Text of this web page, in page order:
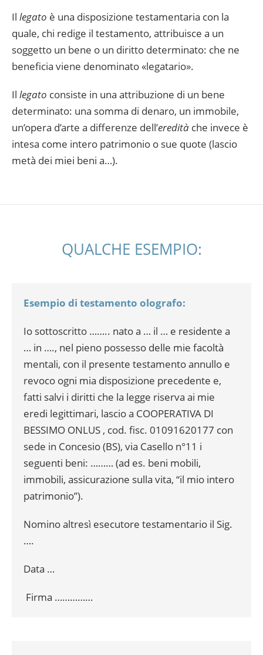
Il legato è una disposizione testamentaria con la
quale, chi redige il testamento, attribuisce a un
soggetto un bene o un diritto determinato: che ne
beneficia viene denominato «legatario».
Il legato consiste in una attribuzione di un bene
determinato: una somma di denaro, un immobile,
un’opera d’arte a differenze dell’eredità che invece è
intesa come intero patrimonio o sue quote (lascio
metà dei miei beni a…).
QUALCHE ESEMPIO:
Esempio di testamento olografo:
Io sottoscritto …….. nato a … il … e residente a
… in …., nel pieno possesso delle mie facoltà
mentali, con il presente testamento annullo e
revoco ogni mia disposizione precedente e,
fatti salvi i diritti che la legge riserva ai mie
eredi legittimari, lascio a COOPERATIVA DI
BESSIMO ONLUS , cod. fisc. 01091620177 con
sede in Concesio (BS), via Casello n°11 i
seguenti beni: ……… (ad es. beni mobili,
immobili, assicurazione sulla vita, “il mio intero
patrimonio”).
Nomino altresì esecutore testamentario il Sig.
….
Data …
Firma ……………